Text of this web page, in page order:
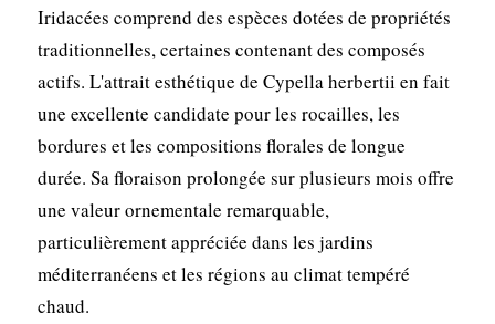
Iridacées comprend des espèces dotées de propriétés
traditionnelles, certaines contenant des composés
actifs. L'attrait esthétique de Cypella herbertii en fait
une excellente candidate pour les rocailles, les
bordures et les compositions florales de longue
durée. Sa floraison prolongée sur plusieurs mois offre
une valeur ornementale remarquable,
particulièrement appréciée dans les jardins
méditerranéens et les régions au climat tempéré
chaud.